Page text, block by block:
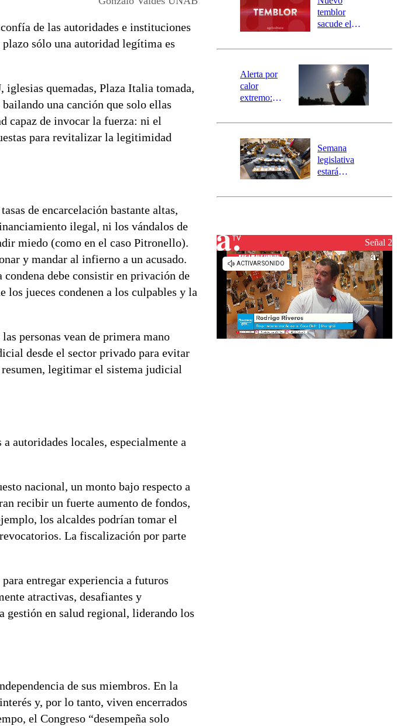
de las autoridades e instituciones
sólo una autoridad legítima es
quemadas, Plaza Italia tomada,
una canción que solo ellas
capaz de invocar la fuerza: ni el
para revitalizar la legitimidad
de encarcelación bastante altas,
ilegal, ni los vándalos de
miedo (como en el caso Pitronello).
y mandar al infierno a un acusado.
condena debe consistir en privación de
los jueces condenen a los culpables y la
personas vean de primera mano
desde el sector privado para evitar
resumen, legitimar el sistema judicial
autoridades locales, especialmente a
nacional, un monto bajo respecto a
recibir un fuerte aumento de fondos,
los alcaldes podrían tomar el
La fiscalización por parte
entregar experiencia a futuros
atractivas, desafiantes y
gestión en salud regional, liderando los
de sus miembros. En la
y, por lo tanto, viven encerrados
el Congreso “desempeña solo
activa
mensajería
SAE
temblor
sacude el
revisa la
epicentro
Alerta por
calor
extremo:
activa Alerta
Preventiva en
tres comunas
Semana
legislativa
estará
el fin de la
reconstrucciónSeñal 2